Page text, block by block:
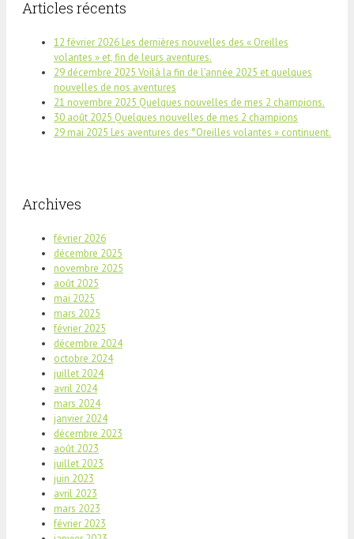
Articles récents
12 février 2026 Les dernières nouvelles des « Oreilles
volantes » et, fin de leurs aventures.
29 décembre 2025 Voilà la fin de l’année 2025 et quelques
nouvelles de nos aventures
21 novembre 2025 Quelques nouvelles de mes 2 champions.
30 août 2025 Quelques nouvelles de mes 2 champions
29 mai 2025 Les aventures des °Oreilles volantes » continuent.
Archives
février 2026
décembre 2025
novembre 2025
août 2025
mai 2025
mars 2025
février 2025
décembre 2024
octobre 2024
juillet 2024
avril 2024
mars 2024
janvier 2024
décembre 2023
août 2023
juillet 2023
juin 2023
avril 2023
mars 2023
février 2023